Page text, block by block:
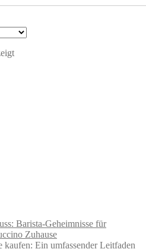
Barista-Geheimnisse für
Zuhause
kaufen: Ein umfassender Leitfaden